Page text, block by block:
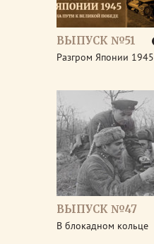
ВЫПУСК №51
Разгром Японии 1945
ВЫПУСК №47
В блокадном кольце